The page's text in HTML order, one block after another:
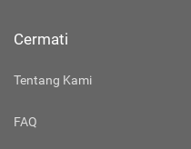
Cermati
Tentang Kami
FAQ